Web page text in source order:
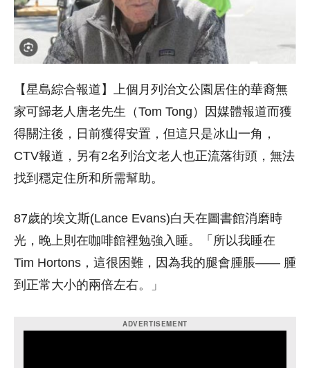
【星島綜合報道】上個月列治文公園居住的華裔無
家可歸老人唐老先生（Tom Tong）因媒體報道而獲
得關注後，日前獲得安置，但這只是冰山一角，
CTV報道，另有2名列治文老人也正流落街頭，無法
找到穩定住所和所需幫助。
87歲的埃文斯(Lance Evans)白天在圖書館消磨時
光，晚上則在咖啡館裡勉強入睡。「所以我睡在
Tim Hortons，這很困難，因為我的腿會腫脹—— 腫
到正常大小的兩倍左右。」